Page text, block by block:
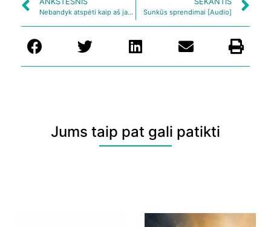
Nebandyk atspėti kaip aš jaučiuosi [Audio] Sunkūs sprendimai [Audio]
Jums taip pat gali patikti